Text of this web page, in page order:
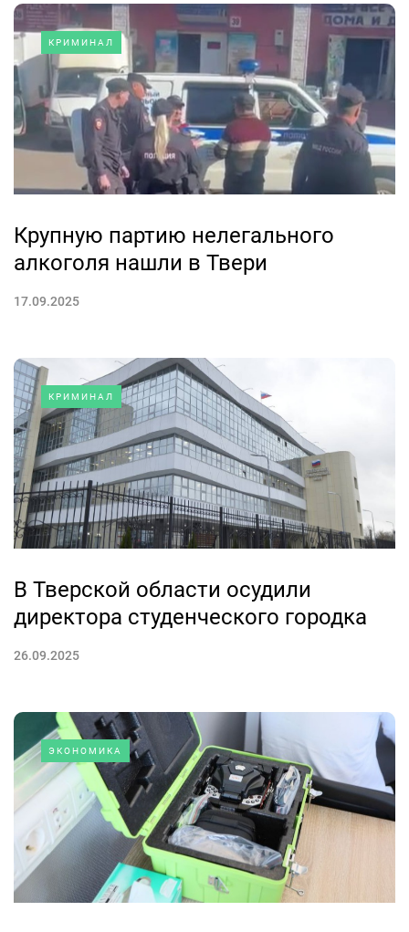
КРИМИНАЛ
Крупную партию нелегального
алкоголя нашли в Твери
17.09.2025
КРИМИНАЛ
В Тверской области осудили
директора студенческого городка
26.09.2025
ЭКОНОМИКА